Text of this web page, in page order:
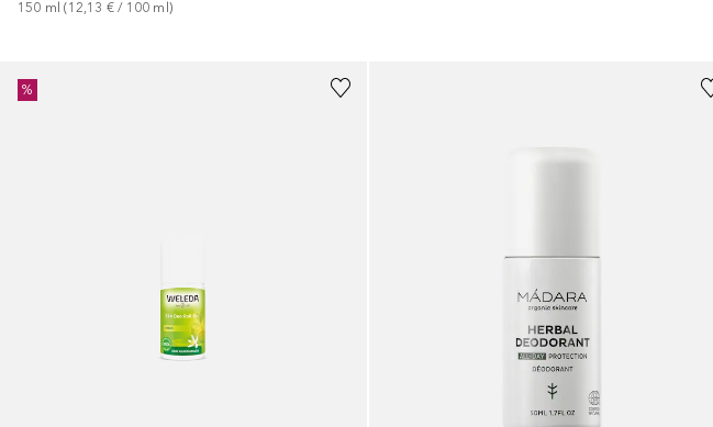
150 ml (12,13 € / 100 ml )
%